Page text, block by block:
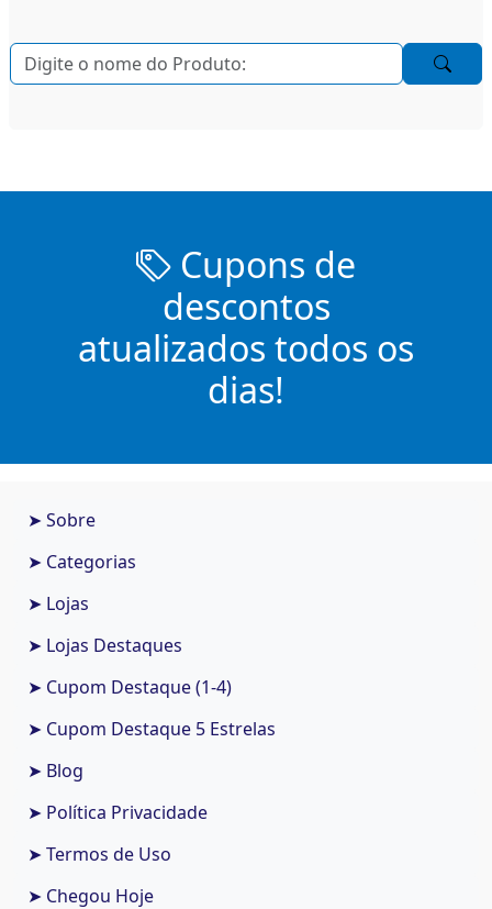
Cupons de
descontos
atualizados todos os
dias!
➤ Sobre
➤ Categorias
➤ Lojas
➤ Lojas Destaques
➤ Cupom Destaque (1-4)
➤ Cupom Destaque 5 Estrelas
➤ Blog
➤ Política Privacidade
➤ Termos de Uso
➤ Chegou Hoje